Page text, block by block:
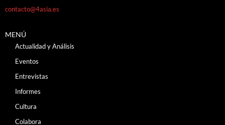
contacto@4asia.es
MENÚ
Actualidad y Análisis
Eventos
Entrevistas
Informes
Cultura
Colabora